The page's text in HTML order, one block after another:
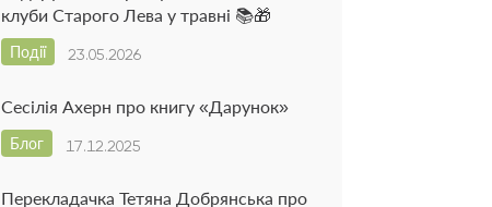
клуби Старого Лева у травні 📚🎁
23.05.2026
Події
Сесілія Ахерн про книгу «Дарунок»
17.12.2025
Блог
Перекладачка Тетяна Добрянська про